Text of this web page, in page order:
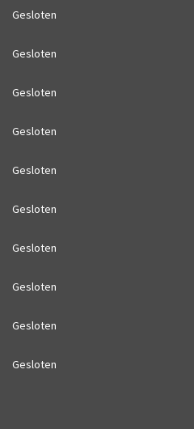
Gesloten
Gesloten
Gesloten
Gesloten
Gesloten
Gesloten
Gesloten
Gesloten
Gesloten
Gesloten